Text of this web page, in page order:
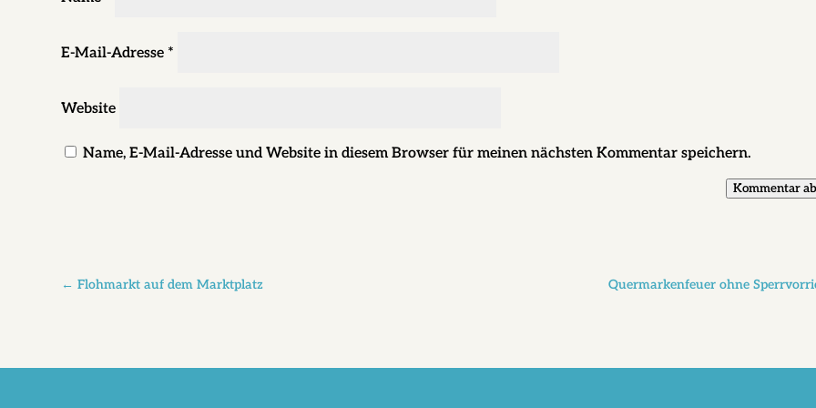
E-Mail-Adresse *
Website
Name, E-Mail-Adresse und Website in diesem Browser für meinen nächsten Kommentar speichern.
Kommentar
←Flohmarkt auf dem Marktplatz Quermarkenfeuer ohne